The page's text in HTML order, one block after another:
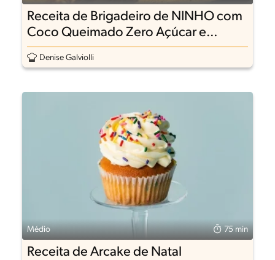
Receita de Brigadeiro de NINHO com
Coco Queimado Zero Açúcar e
Lactose
Denise Galviolli
Médio 75 min
Receita de Arcake de Natal